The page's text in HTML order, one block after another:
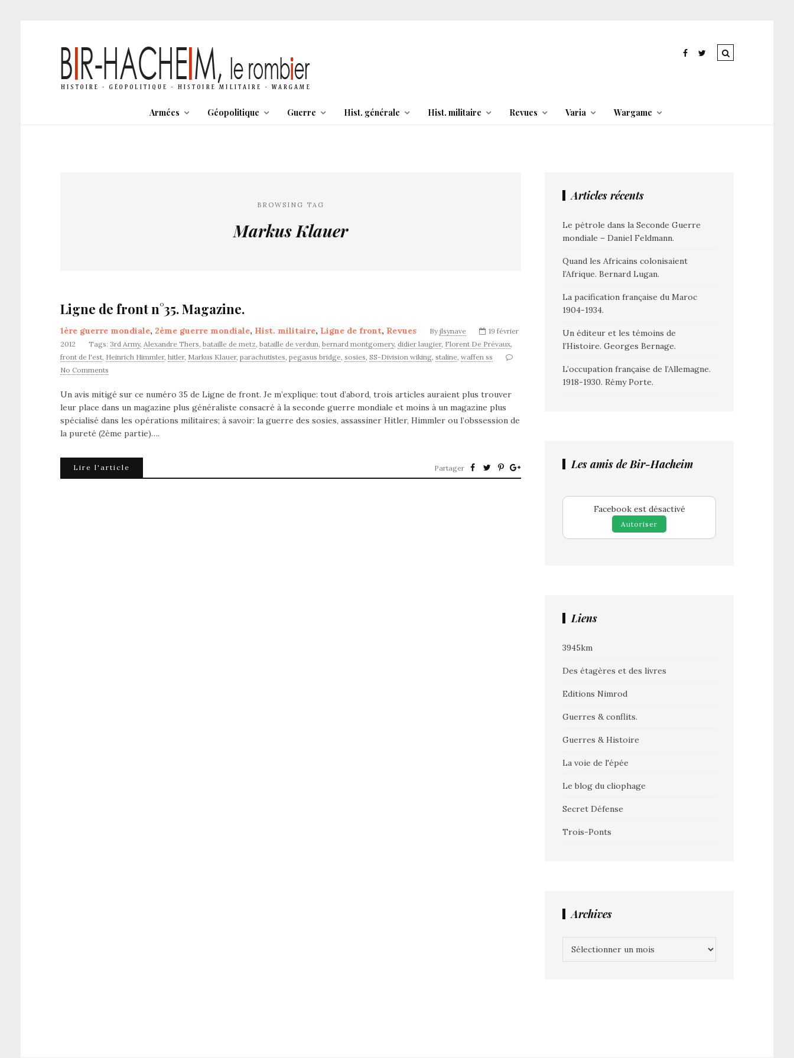
Armées Géopolitique Guerre Hist. générale Hist. militaire Revues Varia Wargame
BROWSING TAG
Markus Klauer
Ligne de front n°35. Magazine.
1ère guerre mondiale, 2ème guerre mondiale, Hist. militaire, Ligne de front, Revues By jlsynave
19 février
2012
Tags: 3rd Army, Alexandre Thers, bataille de metz, bataille de verdun, bernard montgomery, didier laugier, Florent De Prévaux,
front de l'est, Heinrich Himmler, hitler, Markus Klauer, parachutistes, pegasus bridge, sosies, SS-Division wiking, staline, waffen ss
No Comments
Un avis mitigé sur ce numéro 35 de Ligne de front. Je m’explique: tout d’abord, trois articles auraient plus trouver
leur place dans un magazine plus généraliste consacré à la seconde guerre mondiale et moins à un magazine plus
spécialisé dans les opérations militaires; à savoir: la guerre des sosies, assassiner Hitler, Himmler ou l’obssession de
la pureté (2ème partie)….
Lire l'article Partager
Articles récents
Le pétrole dans la Seconde Guerre
mondiale – Daniel Feldmann.
Quand les Africains colonisaient
l’Afrique. Bernard Lugan.
La pacification française du Maroc
1904-1934.
Un éditeur et les témoins de
l’Histoire. Georges Bernage.
L’occupation française de l’Allemagne.
1918-1930. Rémy Porte.
Les amis de Bir-Hacheim
Facebook est désactivé
Autoriser
Liens
3945km
Des étagères et des livres
Editions Nimrod
Guerres & conflits.
Guerres & Histoire
La voie de l'épée
Le blog du cliophage
Secret Défense
Trois-Ponts
Archives